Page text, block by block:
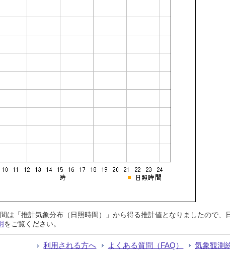
は「推計気象分布（日照時間）」から得る推計値となりましたので、
をご覧ください。
利用される方へ よくある質問（FAQ） 気象観測